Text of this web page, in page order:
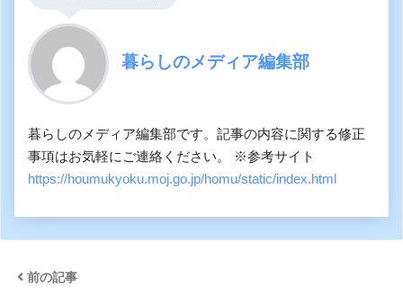
暮らしのメディア編集部
暮らしのメディア編集部です。記事の内容に関する修正
事項はお気軽にご連絡ください。 ※参考サイト
https://houmukyoku.moj.go.jp/homu/static/index.html
前の記事